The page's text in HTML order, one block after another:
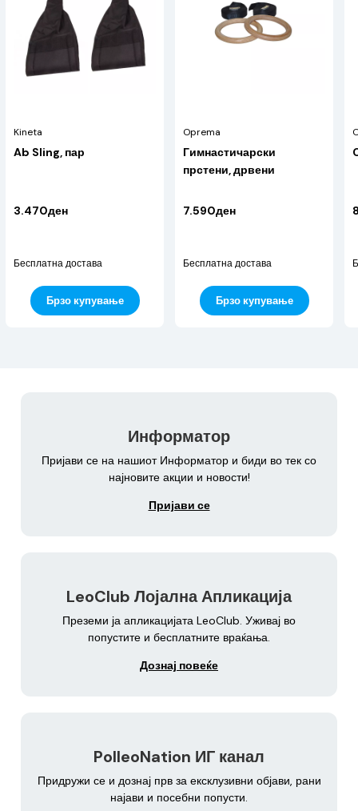
Kineta
Ab Sling, пар
3.470ден
Бесплатна достава
Брзо купување
Oprema
Гимнастичарски
прстени, дрвени
7.590ден
Бесплатна достава
Брзо купување
Информатор
Пријави се на нашиот Информатор и биди во тек со
најновите акции и новости!
Пријави се
LeoClub Лојална Апликација
Преземи ја апликацијата LeoClub. Уживај во
попустите и бесплатните враќања.
Дознај повеќе
PolleoNation ИГ канал
Придружи се и дознај прв за ексклузивни објави, рани
најави и посебни попусти.